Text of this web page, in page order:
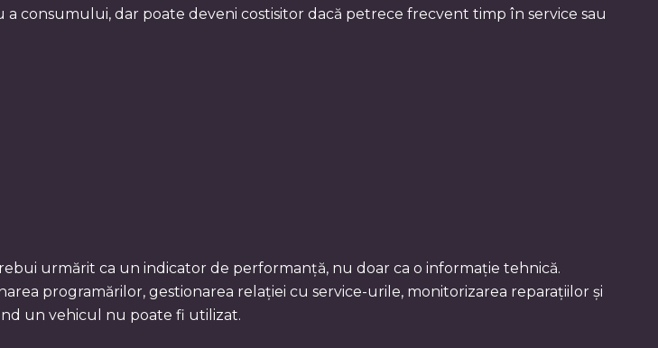
consumului, dar poate deveni costisitor dacă petrece frecvent timp în service sau
urmărit ca un indicator de performanță, nu doar ca o informație tehnică.
programărilor, gestionarea relației cu service-urile, monitorizarea reparațiilor și
un vehicul nu poate fi utilizat.